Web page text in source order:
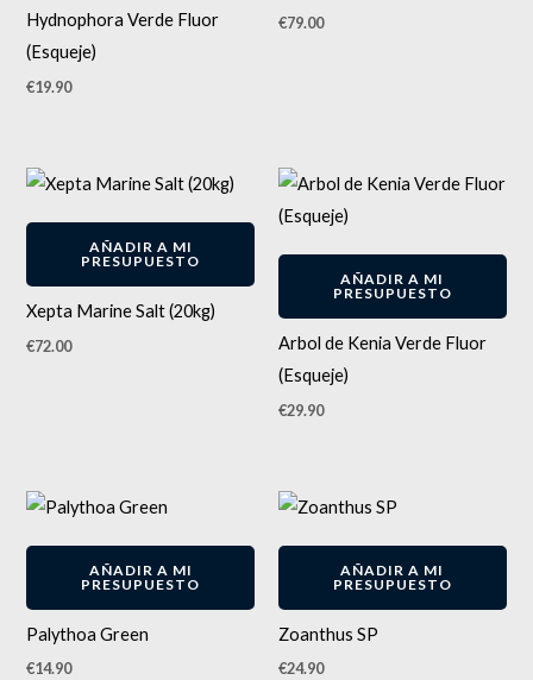
Hydnophora Verde Fluor
(Esqueje)
€19.90
€79.00
ENVÍO GRATIS
AÑADIR A MI
PRESUPUESTO
Xepta Marine Salt (20kg)
€72.00
AÑADIR A MI
PRESUPUESTO
Arbol de Kenia Verde Fluor
(Esqueje)
€29.90
AÑADIR A MI
PRESUPUESTO
Palythoa Green
€14.90
AÑADIR A MI
PRESUPUESTO
Zoanthus SP
€24.90